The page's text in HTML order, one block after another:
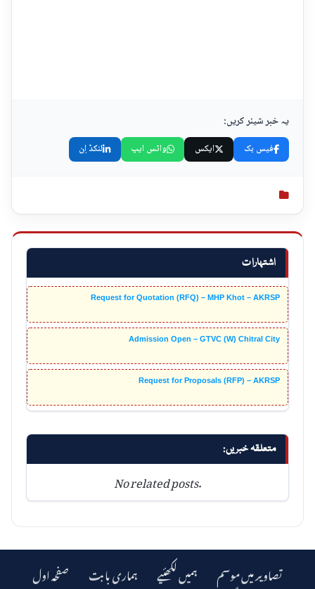
اشتہارات
Request for Quotation (RFQ) – MHP Khot – AKRSP
Admission Open – GTVC (W) Chitral City
Request for Proposals (RFP) – AKRSP
متعلقہ خبریں:
No related posts.
یہ خبر شیئر کریں:
فیس بک ایکس واٹس ایپ لنکڈ اِن
صفحہ اول ہماری بابت ہمیں لکھئیے
تصاویر میں موسم